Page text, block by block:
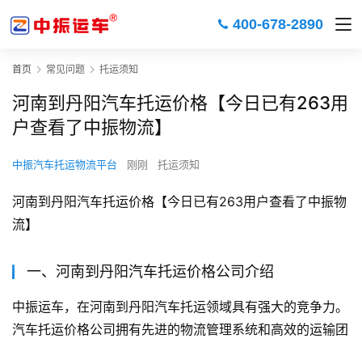
400-678-2890
首页 常见问题 托运须知
河南到丹阳汽车托运价格【今日已有263用
户查看了中振物流】
中振汽车托运物流平台 刚刚 托运须知
河南到丹阳汽车托运价格【今日已有263用户查看了中振物
流】
一、河南到丹阳汽车托运价格公司介绍
中振运车，在河南到丹阳汽车托运领域具有强大的竞争力。
汽车托运价格公司拥有先进的物流管理系统和高效的运输团